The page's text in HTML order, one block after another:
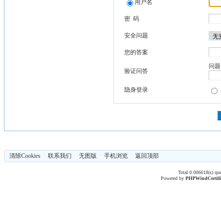
用户名
密 码
安全问题
您的答案
验证问答
问
隐身登录
清除Cookies 联系我们 无图版 手机浏览 返回顶部
Total 0.006618(s)
Powered byPHPWind